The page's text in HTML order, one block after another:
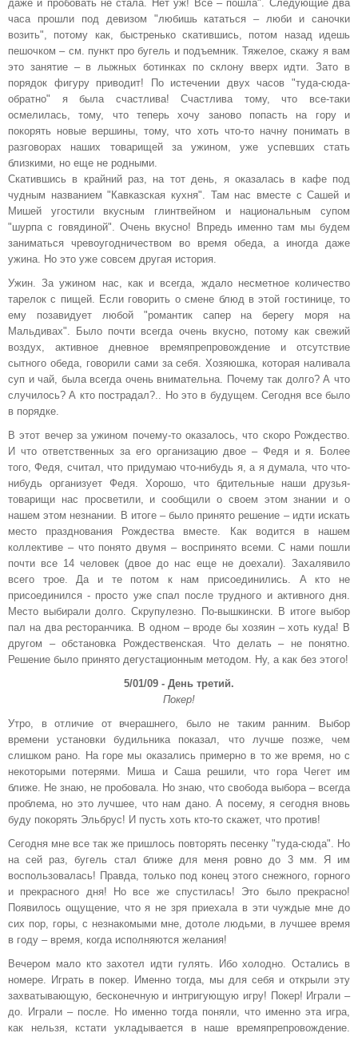
даже и пробовать не стала. Нет уж! Все – пошла". Следующие два
часа прошли под девизом "любишь кататься – люби и саночки
возить", потому как, быстренько скатившись, потом назад идешь
пешочком – см. пункт про бугель и подъемник. Тяжелое, скажу я вам
это занятие – в лыжных ботинках по склону вверх идти. Зато в
порядок фигуру приводит! По истечении двух часов "туда-сюда-
обратно" я была счастлива! Счастлива тому, что все-таки
осмелилась, тому, что теперь хочу заново попасть на гору и
покорять новые вершины, тому, что хоть что-то начну понимать в
разговорах наших товарищей за ужином, уже успевших стать
близкими, но еще не родными.
Скатившись в крайний раз, на тот день, я оказалась в кафе под
чудным названием "Кавказская кухня". Там нас вместе с Сашей и
Мишей угостили вкусным глинтвейном и национальным супом
"шурпа с говядиной". Очень вкусно! Впредь именно там мы будем
заниматься чревоугодничеством во время обеда, а иногда даже
ужина. Но это уже совсем другая история.
Ужин. За ужином нас, как и всегда, ждало несметное количество
тарелок с пищей. Если говорить о смене блюд в этой гостинице, то
ему позавидует любой "романтик сапер на берегу моря на
Мальдивах". Было почти всегда очень вкусно, потому как свежий
воздух, активное дневное времяпрепровождение и отсутствие
сытного обеда, говорили сами за себя. Хозяюшка, которая наливала
суп и чай, была всегда очень внимательна. Почему так долго? А что
случилось? А кто пострадал?.. Но это в будущем. Сегодня все было
в порядке.
В этот вечер за ужином почему-то оказалось, что скоро Рождество.
И что ответственных за его организацию двое – Федя и я. Более
того, Федя, считал, что придумаю что-нибудь я, а я думала, что что-
нибудь организует Федя. Хорошо, что бдительные наши друзья-
товарищи нас просветили, и сообщили о своем этом знании и о
нашем этом незнании. В итоге – было принято решение – идти искать
место празднования Рождества вместе. Как водится в нашем
коллективе – что понято двумя – воспринято всеми. С нами пошли
почти все 14 человек (двое до нас еще не доехали). Захалявило
всего трое. Да и те потом к нам присоединились. А кто не
присоединился - просто уже спал после трудного и активного дня.
Место выбирали долго. Скрупулезно. По-вышкински. В итоге выбор
пал на два ресторанчика. В одном – вроде бы хозяин – хоть куда! В
другом – обстановка Рождественская. Что делать – не понятно.
Решение было принято дегустационным методом. Ну, а как без этого!
5/01/09 - День третий.
Покер!
Утро, в отличие от вчерашнего, было не таким ранним. Выбор
времени установки будильника показал, что лучше позже, чем
слишком рано. На горе мы оказались примерно в то же время, но с
некоторыми потерями. Миша и Саша решили, что гора Чегет им
ближе. Не знаю, не пробовала. Но знаю, что свобода выбора – всегда
проблема, но это лучшее, что нам дано. А посему, я сегодня вновь
буду покорять Эльбрус! И пусть хоть кто-то скажет, что против!
Сегодня мне все так же пришлось повторять песенку "туда-сюда". Но
на сей раз, бугель стал ближе для меня ровно до 3 мм. Я им
воспользовалась! Правда, только под конец этого снежного, горного
и прекрасного дня! Но все же спустилась! Это было прекрасно!
Появилось ощущение, что я не зря приехала в эти чуждые мне до
сих пор, горы, с незнакомыми мне, дотоле людьми, в лучшее время
в году – время, когда исполняются желания!
Вечером мало кто захотел идти гулять. Ибо холодно. Остались в
номере. Играть в покер. Именно тогда, мы для себя и открыли эту
захватывающую, бесконечную и интригующую игру! Покер! Играли –
до. Играли – после. Но именно тогда поняли, что именно эта игра,
как нельзя, кстати укладывается в наше времяпрепровождение.